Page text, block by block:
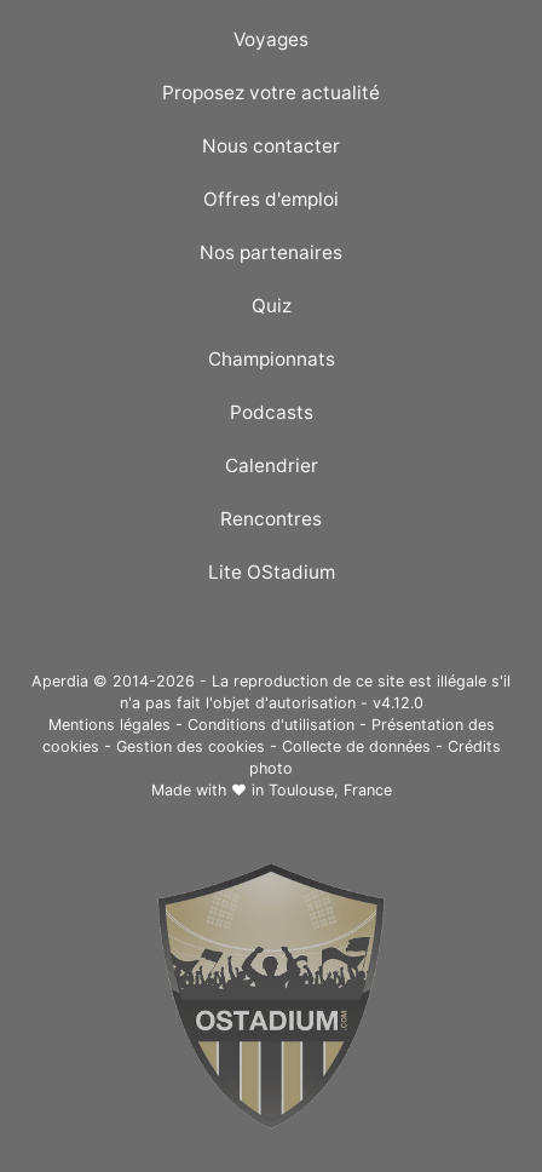
Voyages
Proposez votre actualité
Nous contacter
Offres d'emploi
Nos partenaires
Quiz
Championnats
Podcasts
Calendrier
Rencontres
Lite OStadium
Aperdia © 2014-2026 - La reproduction de ce site est illégale s'il
n'a pas fait l'objet d'autorisation - v4.12.0
Mentions légales - Conditions d'utilisation- Présentation des
cookies - Gestion des cookies - Collecte de données - Crédits
photo
Made with ❤ in Toulouse, France